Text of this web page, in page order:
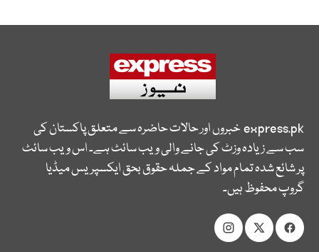
express.pkخبروں اور حالات حاضرہ سے متعلق پاکستان کی
سب سے زیادہ وزٹ کی جانے والی ویب سائٹ ہے۔ اس ویب سائٹ
پر شائع شدہ تمام مواد کے جملہ حقوق بحق ایکسپریس میڈیا
گروپ محفوظ ہیں۔